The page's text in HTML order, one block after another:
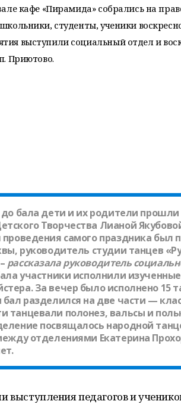
кафе «Пирамида» собрались на
студенты, ученики
выступили социальный отдел и
Приютово.
бала дети и их родители прошли
Творчества Лианой
самого праздника был
руководитель студии танцев
рассказала руководитель
участники исполнили
За вечер было исполнено 15
разделился на две части —
танцевали полонез, вальсы и
посвящалось народной
отделениями Екатерина
выступления педагогов и